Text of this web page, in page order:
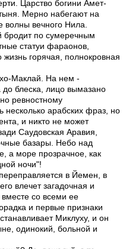
Царство богини Амет-
Мерно набегают на
волны вечного Нила.
бродит по сумеречным
статуи фараонов,
горячая, полнокровная
Маклай. На нем -
до блеска, лицо вымазано
ревностному
несколько арабских фраз, но
и никто не может
Саудовская Аравия,
базары. Небо над
а море прозрачное, как
ночи"!
в Йемен, в
влечет загадочная и
со всеми ее
и первые признаки
Миклуху, и он
одинокий, больной и